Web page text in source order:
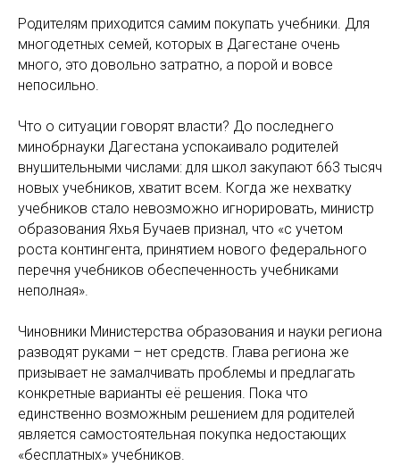
Родителям приходится самим покупать учебники. Для
многодетных семей, которых в Дагестане очень
много, это довольно затратно, а порой и вовсе
непосильно.
Что о ситуации говорят власти? До последнего
минобрнауки Дагестана успокаивало родителей
внушительными числами: для школ закупают 663 тысяч
новых учебников, хватит всем. Когда же нехватку
учебников стало невозможно игнорировать, министр
образования Яхья Бучаев признал, что «с учетом
роста контингента, принятием нового федерального
перечня учебников обеспеченность учебниками
неполная».
Чиновники Министерства образования и науки региона
разводят руками – нет средств. Глава региона же
призывает не замалчивать проблемы и предлагать
конкретные варианты её решения. Пока что
единственно возможным решением для родителей
является самостоятельная покупка недостающих
«бесплатных» учебников.